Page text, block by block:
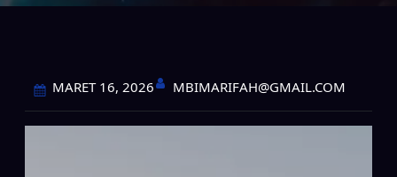
MARET 16, 2026 MBIMARIFAH@GMAIL.COM